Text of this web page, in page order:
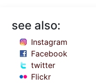
see also:
Instagram
Facebook
twitter
Flickr